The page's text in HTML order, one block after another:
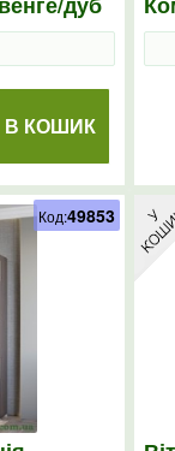
В КОШИК
Код:49853